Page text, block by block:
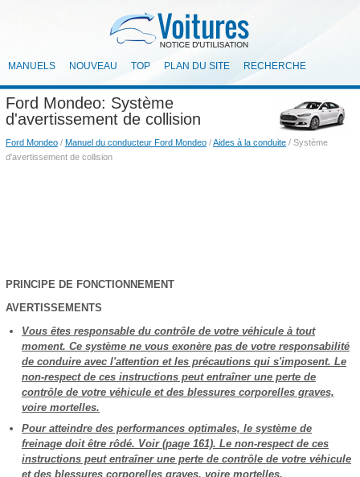
MANUELS NOUVEAU TOP PLAN DU SITE RECHERCHE
Ford Mondeo: Système
d'avertissement de collision
Ford Mondeo / Manuel du conducteur Ford Mondeo /Aides à la conduite / Système
d'avertissement de collision
PRINCIPE DE FONCTIONNEMENT
AVERTISSEMENTS
Vous êtes responsable du contrôle de votre véhicule à tout
moment. Ce système ne vous exonère pas de votre responsabilité
de conduire avec l'attention et les précautions qui s'imposent. Le
non-respect de ces instructions peut entraîner une perte de
contrôle de votre véhicule et des blessures corporelles graves,
voire mortelles.
Pour atteindre des performances optimales, le système de
freinage doit être rôdé. Voir (page 161). Le non-respect de ces
instructions peut entraîner une perte de contrôle de votre véhicule
et des blessures corporelles graves, voire mortelles.